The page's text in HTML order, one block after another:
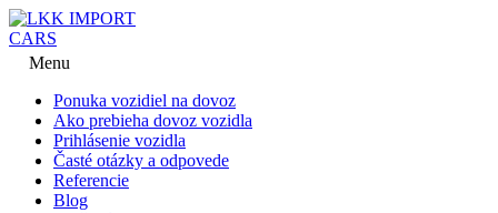
Menu
Ponuka vozidiel na dovoz
Ako prebieha dovoz vozidla
Prihlásenie vozidla
Časté otázky a odpovede
Referencie
Blog